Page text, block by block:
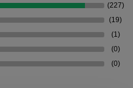
(227)
(19)
(1)
(0)
(0)